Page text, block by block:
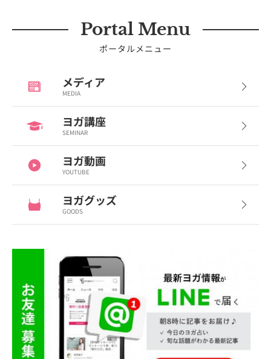
Portal Menu
ポータルメニュー
メディア
MEDIA
ヨガ講座
SEMINAR
ヨガ動画
YOUTUBE
ヨガグッズ
GOODS